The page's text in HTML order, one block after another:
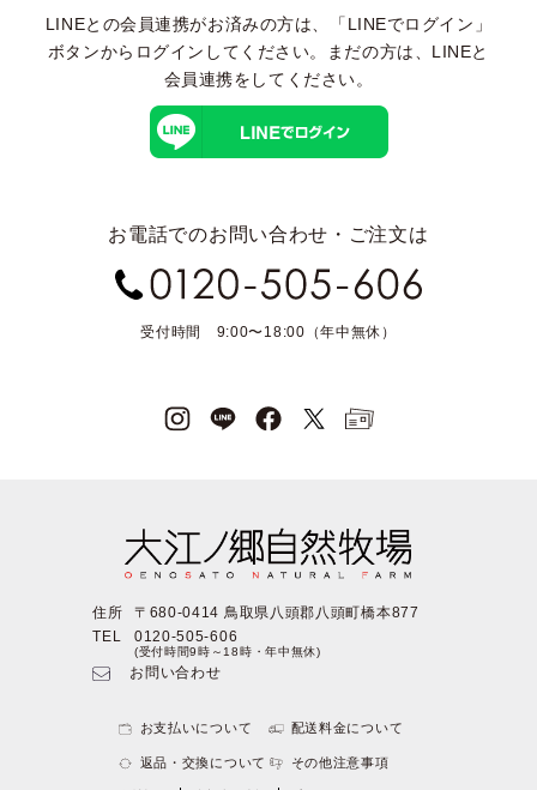
LINEとの会員連携がお済みの方は、「LINEでログイン」
ボタンからログインしてください。まだの方は、 LINEと
会員連携をしてください。
お電話でのお問い合わせ・ご注文は
受付時間 9:00〜18:00（年中無休）
住所
〒680-0414 鳥取県八頭郡八頭町橋本877
TEL
0120-505-606
(受付時間9時～18時・年中無休)
お問い合わせ
お支払いについて 配送料金について
返品・交換について その他注意事項